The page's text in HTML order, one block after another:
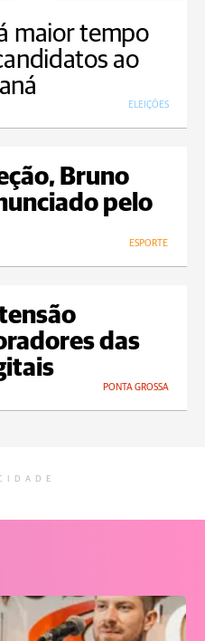
maior tempo
ao
ELEIÇÕES
Bruno
pelo
ESPORTE
das
PONTA GROSSA